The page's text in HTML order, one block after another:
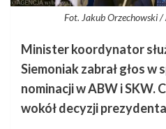
Fot. Jakub Orzechowski
Minister koordynator
Siemoniak zabrał głos
nominacji w ABW i SKW.
wokół decyzji